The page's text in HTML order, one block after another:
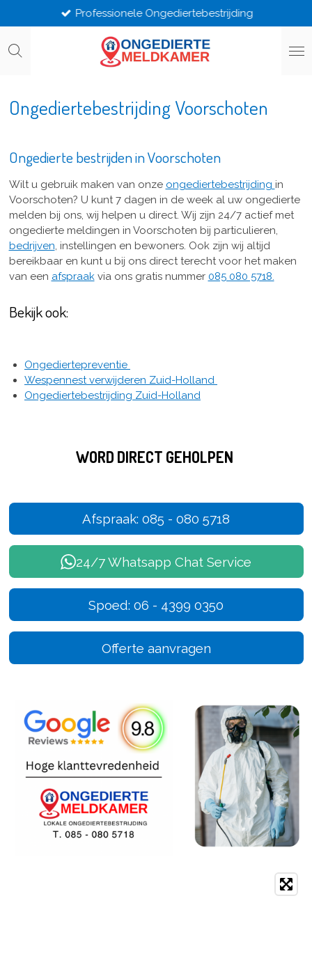
direct
naar
Professionele Ongediertebestrijding
Ongediertebestrijding Voorschoten
Ongedierte bestrijden in Voorschoten
Wilt u gebruik maken van onze ongediertebestrijding in
Voorschoten? U kunt 7 dagen in de week al uw ongedierte
melden bij ons, wij helpen u direct. Wij zijn 24/7 actief met
ongedierte meldingen in Voorschoten bij particulieren,
bedrijven, instellingen en bewoners. Ook zijn wij altijd
bereikbaar en kunt u bij ons direct terecht voor het maken
van een afspraakvia ons gratis nummer 085 080 5718.
Bekijk ook:
Ongediertepreventie
Wespennest verwijderen Zuid-Holland
Ongediertebestrijding Zuid-Holland
WORD DIRECT GEHOLPEN
Afspraak: 085 - 080 5718
24/7 Whatsapp Chat Service
Spoed: 06 - 4399 0350
Offerte aanvragen